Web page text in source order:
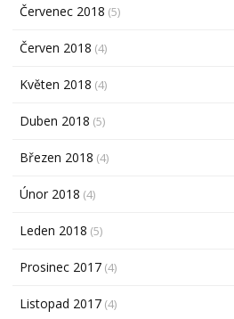
Červenec 2018 (5)
Červen 2018 (4)
Květen 2018 (4)
Duben 2018 (5)
Březen 2018 (4)
Únor 2018 (4)
Leden 2018 (5)
Prosinec 2017 (4)
Listopad 2017 (4)